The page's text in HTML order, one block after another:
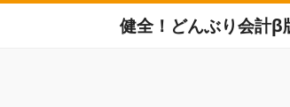
健全！どんぶり会計β